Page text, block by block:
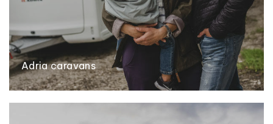
Adria caravans